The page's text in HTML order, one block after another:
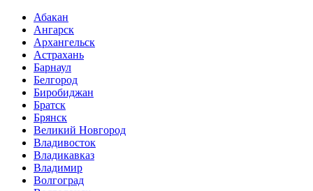
Абакан
Ангарск
Архангельск
Астрахань
Барнаул
Белгород
Биробиджан
Братск
Брянск
Великий Новгород
Владивосток
Владикавказ
Владимир
Волгоград